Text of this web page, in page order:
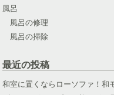
風呂
風呂の修理
風呂の掃除
最近の投稿
和室に置くならローソファ！和